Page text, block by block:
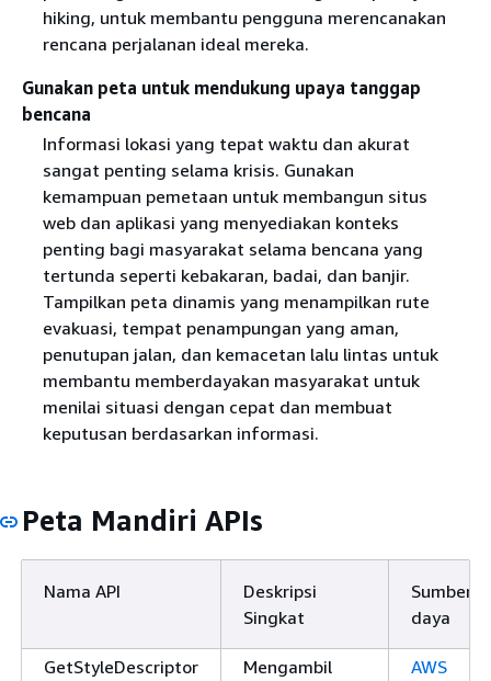
hiking, untuk membantu pengguna merencanakan
rencana perjalanan ideal mereka.
Gunakan peta untuk mendukung upaya tanggap
bencana
Informasi lokasi yang tepat waktu dan akurat
sangat penting selama krisis. Gunakan
kemampuan pemetaan untuk membangun situs
web dan aplikasi yang menyediakan konteks
penting bagi masyarakat selama bencana yang
tertunda seperti kebakaran, badai, dan banjir.
Tampilkan peta dinamis yang menampilkan rute
evakuasi, tempat penampungan yang aman,
penutupan jalan, dan kemacetan lalu lintas untuk
membantu memberdayakan masyarakat untuk
menilai situasi dengan cepat dan membuat
keputusan berdasarkan informasi.
Peta Mandiri APIs
Nama API
Deskripsi
Singkat
Sumber
daya
GetStyleDescriptor
Mengambil
AWS